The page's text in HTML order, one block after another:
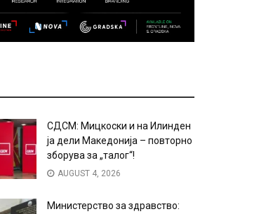
СДСМ: Мицкоски и на Илинден
ја дели Македонија – повторно
зборува за „талог“!
AUGUST 4, 2026
Министерство за здравство: